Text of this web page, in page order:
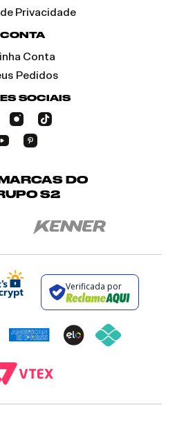
Privacidade
CONTA
Conta
Pedidos
SOCIAIS
DO
S2
Verificada por